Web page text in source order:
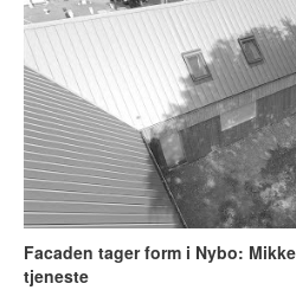
Facaden tager form i Nybo:
tjeneste